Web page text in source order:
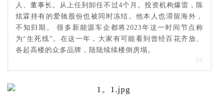
人、董事长。从上任到卸任不过4个月。投资机构爆雷，陈
炫霖持有的爱驰股份也被同时冻结。他本人也滞留海外，
不知归期。 很多新能源车企都将2023年这一时间节点称
为“生死线”。在这一年，大家有可能看到曾经百花齐放、
各起高楼的众多品牌，陆陆续续楼倒房塌。